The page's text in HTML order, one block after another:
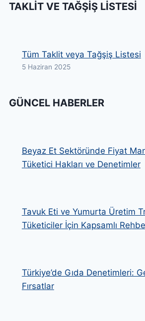
MI?
TAKLIT VE TAĞŞIŞ LISTESI
Tüm Taklit veya Tağşiş Listesi
5 Haziran 2025
GÜNCEL HABERLER
Beyaz Et Sektöründe Fiyat
Tüketici Hakları ve Denetimler
Tavuk Eti ve Yumurta Üretim
Tüketiciler İçin Kapsamlı
Türkiye’de Gıda Denetimleri:
Fırsatlar